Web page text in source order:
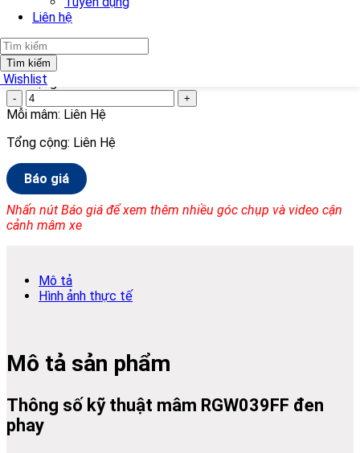
Liên hệ
Tìm kiếm
Wishlist
Kích thước:
18in
Số lượng
- +
Mỗi mâm: Liên Hệ
Tổng cộng: Liên Hệ
Báo giá
Nhấn nút Báo giá để xem thêm nhiều góc chụp và video cận
cảnh mâm xe
Mô tả
Hình ảnh thực tế
Mô tả sản phẩm
Thông số kỹ thuật mâm RGW039FF đen
phay